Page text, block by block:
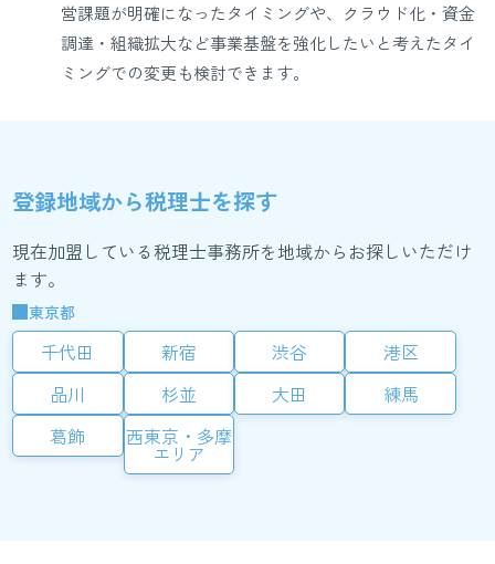
営課題が明確になったタイミングや、クラウド化・資金
調達・組織拡大など事業基盤を強化したいと考えたタイ
ミングでの変更も検討できます。
登録地域から税理士を探す
現在加盟している税理士事務所を地域からお探しいただけ
ます。
東京都
千代田 新宿 渋谷
港区
品川
杉並 大田
練馬
葛飾
西東京・多摩
エリア